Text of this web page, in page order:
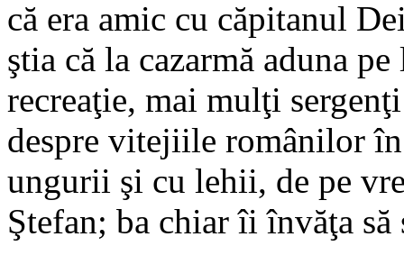
că era amic cu căpitanul
ştia că la cazarmă aduna
recreaţie, mai mulţi
despre vitejiile românilor
ungurii şi cu lehii, de pe
Ştefan; ba chiar îi învăţa să